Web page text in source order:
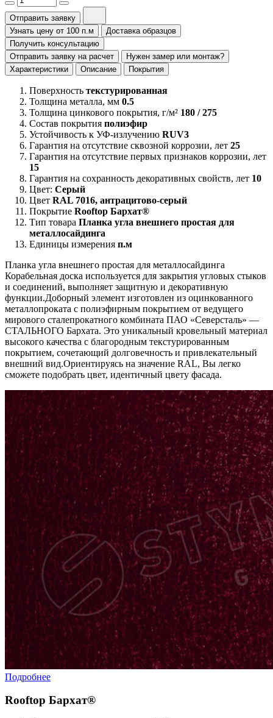
Отправить заявку
Узнать цену от 100 п.м
Доставка образцов
Получить консультацию
Отправить заявку на расчет
Нужен замер или монтаж?
Характеристики
Описание Покрытия
Поверхность текстурированная
Толщина металла, мм 0.5
Толщина цинкового покрытия, г/м² 180 / 275
Состав покрытия полиэфир
Устойчивость к УФ-излучению RUV3
Гарантия на отсутствие сквозной коррозии, лет 25
Гарантия на отсутствие первых признаков коррозии, лет
15
Гарантия на сохранность декоративных свойств, лет 10
Цвет: Серый
Цвет RAL 7016, антрацитово-серый
Покрытие Rooftop Бархат®
Тип товара Планка угла внешнего простая для
металлосайдинга
Единицы измерения п.м
Планка угла внешнего простая для металлосайдинга
Корабельная доска используется для закрытия угловых стыков
и соединений, выполняет защитную и декоративную
функции.Доборный элемент изготовлен из оцинкованного
металлопроката с полиэфирным покрытием от ведущего
мирового сталепрокатного комбината ПАО «Северсталь» —
СТАЛЬНОГО Бархата. Это уникальный кровельный материал
высокого качества с благородным текстурированным
покрытием, сочетающий долговечность и привлекательный
внешний вид.Ориентируясь на значение RAL, Вы легко
cможете подобрать цвет, идентичный цвету фасада.
Подробнее
Rooftop Бархат®